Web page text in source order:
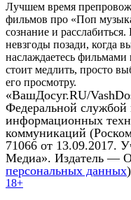
Лучшем время
фильмов про «Поп
сознание и
невзгоды позади, когда
наслаждаетесь
стоит медлить, просто
его просмотру.
«ВашДосуг.RU/
Федеральной службой
информационных
коммуникаций
71066 от 13.09.2017.
Медиа». Издатель —
персональных данных)
18+